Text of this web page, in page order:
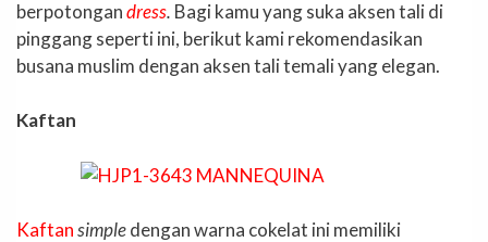
berpotongandress. Bagi kamu yang suka aksen tali di
pinggang seperti ini, berikut kami rekomendasikan
busana muslim dengan aksen tali temali yang elegan.
Kaftan
Kaftansimpledengan warna cokelat ini memiliki